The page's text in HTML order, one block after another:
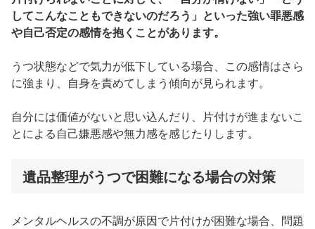
してこんなこともできないのだろう」といった強い罪悪感
や自己否定の感情を抱くことがあります。
うつ状態などで気力が低下している場合、この感情はさら
に強まり、自身を責めてしまう傾向が見られます。
自分には価値がないと思い込んだり、片付けが進まないこ
とによる自己嫌悪感や無力感を感じたりします。
遺品整理がうつで困難になる場合の対策
メンタルヘルスの不調が原因で片付けが困難な場合、問題